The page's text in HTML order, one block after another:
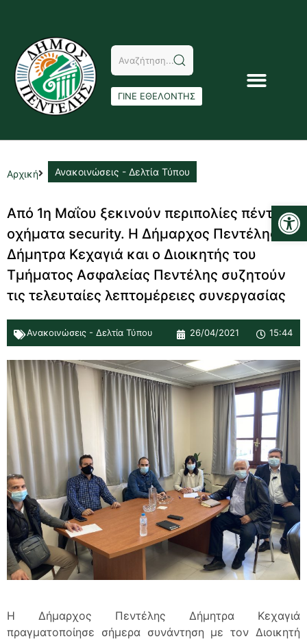
ΓΙΝΕ ΕΘΕΛΟΝΤΗΣ
Αρχική Ανακοινώσεις - Δελτία Τύπου
Από 1η Μαΐου ξεκινούν περιπολίες πέντε
οχήματα security. Η Δήμαρχος Πεντέλης
Δήμητρα Κεχαγιά και ο Διοικητής του
Τμήματος Ασφαλείας Πεντέλης συζητούν
τις τελευταίες λεπτομέρειες συνεργασίας
Ανακοινώσεις - Δελτία Τύπου 26/04/2021 15:44
Η Δήμαρχος Πεντέλης Δήμητρα Κεχαγιά
πραγματοποίησε σήμερα συνάντηση με τον Διοικητή